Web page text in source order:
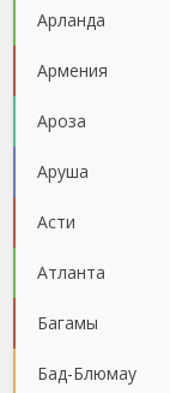
Арланда
Армения
Ароза
Аруша
Асти
Атланта
Багамы
Бад-Блюмау